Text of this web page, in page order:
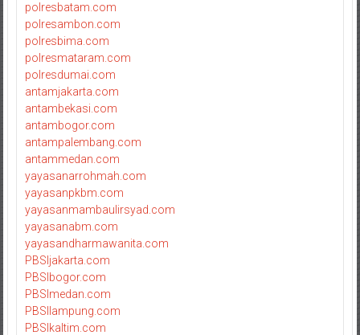
polresbatam.com
polresambon.com
polresbima.com
polresmataram.com
polresdumai.com
antamjakarta.com
antambekasi.com
antambogor.com
antampalembang.com
antammedan.com
yayasanarrohmah.com
yayasanpkbm.com
yayasanmambaulirsyad.com
yayasanabm.com
yayasandharmawanita.com
PBSIjakarta.com
PBSIbogor.com
PBSImedan.com
PBSIlampung.com
PBSIkaltim.com